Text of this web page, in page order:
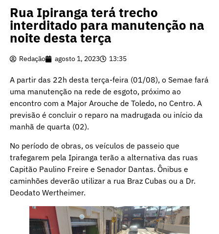
Rua Ipiranga terá trecho
interditado para manutenção na
noite desta terça
Redação agosto 1, 2023 13:35
A partir das 22h desta terça-feira (01/08), o Semae fará
uma manutenção na rede de esgoto, próximo ao
encontro com a Major Arouche de Toledo, no Centro. A
previsão é concluir o reparo na madrugada ou início da
manhã de quarta (02).
No período de obras, os veículos de passeio que
trafegarem pela Ipiranga terão a alternativa das ruas
Capitão Paulino Freire e Senador Dantas. Ônibus e
caminhões deverão utilizar a rua Braz Cubas ou a Dr.
Deodato Wertheimer.